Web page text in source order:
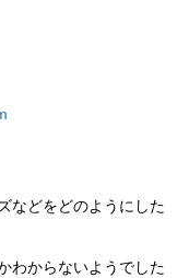
などをどのようにした
わからないようでした